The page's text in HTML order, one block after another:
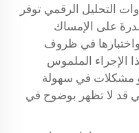
التحليل الرقمي توفر
على الإمساك
واختبارها في ظروف
الإجراء الملموس
مشكلات في سهولة
قد لا تظهر بوضوح في